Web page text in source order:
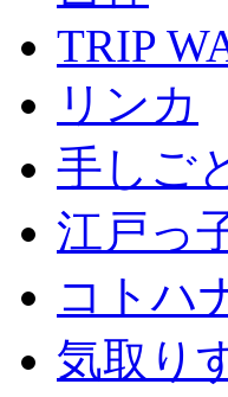
TRIP
リンカ
手しご
江戸っ
コトハ
気取り